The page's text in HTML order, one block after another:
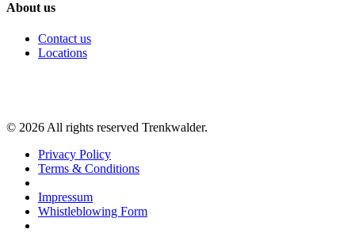
About us
Contact us
Locations
© 2026 All rights reserved Trenkwalder.
Privacy Policy
Terms & Conditions
Impressum
Whistleblowing Form